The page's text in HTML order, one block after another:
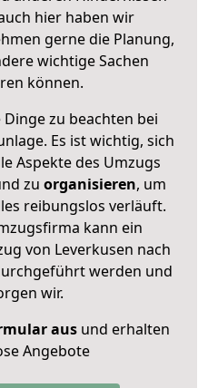
hier haben wir
gerne die Planung,
wichtige Sachen
können.
zu beachten bei
Es ist wichtig, sich
Aspekte des Umzugs
zu organisieren, um
reibungslos verläuft.
kann ein
von Leverkusen nach
werden und
wir.
ausund erhalten
Angebote